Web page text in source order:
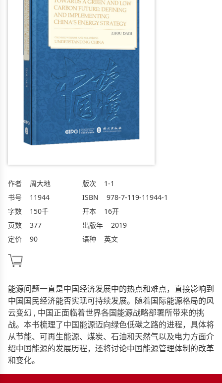
作者
周大地
书号
11944
字数
150千
页数
377
定价
90
版次
1-1
ISBN
978-7-119-11944-1
开本
16开
出版年
2019
语种
英文
能源问题一直是中国经济发展中的热点和难点，直接影响到
中国国民经济能否实现可持续发展。随着国际能源格局的风
云变幻 , 中国正面临着世界各国能源战略部署所带来的挑
战。本书梳理了中国能源迈向绿色低碳之路的进程，具体将
从节能、可再生能源、煤炭、石油和天然气以及电力方面介
绍中国能源的发展历程，还将讨论中国能源管理体制的改革
和变化。